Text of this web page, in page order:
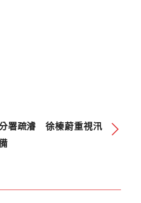
署疏濬 徐榛蔚重視汛